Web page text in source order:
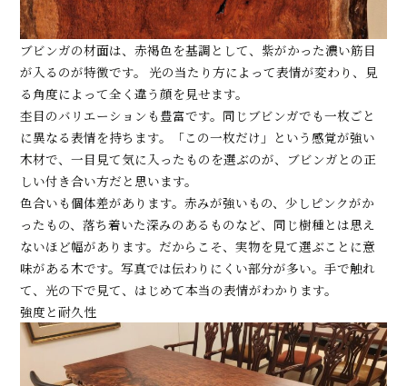
ブビンガの材面は、赤褐色を基調として、紫がかった濃い筋目
が入るのが特徴です。 光の当たり方によって表情が変わり、見
る角度によって全く違う顔を見せます。
杢目のバリエーションも豊富です。同じブビンガでも一枚ごと
に異なる表情を持ちます。「この一枚だけ」という感覚が強い
木材で、一目見て気に入ったものを選ぶのが、ブビンガとの正
しい付き合い方だと思います。
色合いも個体差があります。赤みが強いもの、少しピンクがか
ったもの、落ち着いた深みのあるものなど、同じ樹種とは思え
ないほど幅があります。だからこそ、実物を見て選ぶことに意
味がある木です。写真では伝わりにくい部分が多い。手で触れ
て、光の下で見て、はじめて本当の表情がわかります。
強度と耐久性